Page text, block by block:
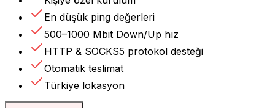
En düşük ping değerleri
500–1000 Mbit Down/Up hız
HTTP & SOCKS5 protokol desteği
Otomatik teslimat
Türkiye lokasyon